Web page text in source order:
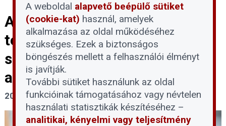
A devizahiteles eljárások
tervezett felfüggesztése:
segítség vagy újabb akadály az
adósoknak?
2026. június 1.
A weboldal alapvető beépülő sütiket
(cookie-kat) használ, amelyek
alkalmazása az oldal működéséhez
szükséges. Ezek a biztonságos
böngészés mellett a felhasználói élményt
is javítják.
További sütiket használunk az oldal
funkcióinak támogatásához vagy névtelen
használati statisztikák készítéséhez –
analitikai, kényelmi vagy teljesítmény